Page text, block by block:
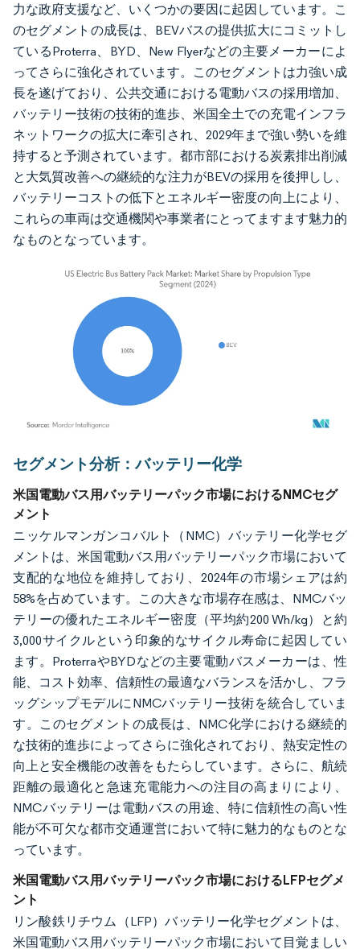
力な政府支援など、いくつかの要因に起因しています。こ
のセグメントの成長は、BEVバスの提供拡大にコミットし
ているProterra、BYD、New Flyerなどの主要メーカーによ
ってさらに強化されています。このセグメントは力強い成
長を遂げており、公共交通における電動バスの採用増加、
バッテリー技術の技術的進歩、米国全土での充電インフラ
ネットワークの拡大に牽引され、2029年まで強い勢いを維
持すると予測されています。都市部における炭素排出削減
と大気質改善への継続的な注力がBEVの採用を後押しし、
バッテリーコストの低下とエネルギー密度の向上により、
これらの車両は交通機関や事業者にとってますます魅力的
なものとなっています。
画像 © Mordor Intelligence。再利用にはCC BY 4.0の表示が必要です。
セグメント分析：バッテリー化学
米国電動バス用バッテリーパック市場におけるNMCセグ
メント
ニッケルマンガンコバルト（NMC）バッテリー化学セグ
メントは、米国電動バス用バッテリーパック市場において
支配的な地位を維持しており、2024年の市場シェアは約
58%を占めています。この大きな市場存在感は、NMCバッ
テリーの優れたエネルギー密度（平均約200 Wh/kg）と約
3,000サイクルという印象的なサイクル寿命に起因してい
ます。ProterraやBYDなどの主要電動バスメーカーは、性
能、コスト効率、信頼性の最適なバランスを活かし、フラ
ッグシップモデルにNMCバッテリー技術を統合していま
す。このセグメントの成長は、NMC化学における継続的
な技術的進歩によってさらに強化されており、熱安定性の
向上と安全機能の改善をもたらしています。さらに、航続
距離の最適化と急速充電能力への注目の高まりにより、
NMCバッテリーは電動バスの用途、特に信頼性の高い性
能が不可欠な都市交通運営において特に魅力的なものとな
っています。
米国電動バス用バッテリーパック市場におけるLFPセグメ
ント
リン酸鉄リチウム（LFP）バッテリー化学セグメントは、
米国電動バス用バッテリーパック市場において目覚ましい